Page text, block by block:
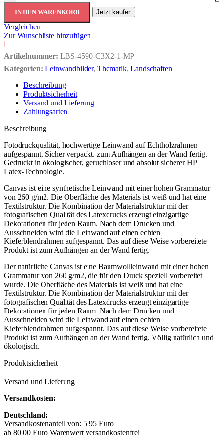
IN DEN WARENKORB Jetzt kaufen
Vergleichen
Zur Wunschliste hinzufügen
Artikelnummer: LBS-4590-C3X2-1-MP
Kategorien: Leinwandbilder, Thematik, Landschaften
Beschreibung
Produktsicherheit
Versand und Lieferung
Zahlungsarten
Beschreibung
Fotodruckqualität, hochwertige Leinwand auf Echtholzrahmen
aufgespannt. Sicher verpackt, zum Aufhängen an der Wand fertig.
Gedruckt in ökologischer, geruchloser und absolut sicherer HP
Latex-Technologie.
Canvas ist eine synthetische Leinwand mit einer hohen Grammatur
von 260 g/m2. Die Oberfläche des Materials ist weiß und hat eine
Textilstruktur. Die Kombination der Materialstruktur mit der
fotografischen Qualität des Latexdrucks erzeugt einzigartige
Dekorationen für jeden Raum. Nach dem Drucken und
Ausschneiden wird die Leinwand auf einen echten
Kieferblendrahmen aufgespannt. Das auf diese Weise vorbereitete
Produkt ist zum Aufhängen an der Wand fertig.
Der natürliche Canvas ist eine Baumwollleinwand mit einer hohen
Grammatur von 260 g/m2, die für den Druck speziell vorbereitet
wurde. Die Oberfläche des Materials ist weiß und hat eine
Textilstruktur. Die Kombination der Materialstruktur mit der
fotografischen Qualität des Latexdrucks erzeugt einzigartige
Dekorationen für jeden Raum. Nach dem Drucken und
Ausschneiden wird die Leinwand auf einen echten
Kieferblendrahmen aufgespannt. Das auf diese Weise vorbereitete
Produkt ist zum Aufhängen an der Wand fertig. Völlig natürlich und
ökologisch.
Produktsicherheit
Versand und Lieferung
Versandkosten:
Deutschland:
Versandkostenanteil von: 5,95 Euro
ab 80,00 Euro Warenwert versandkostenfrei